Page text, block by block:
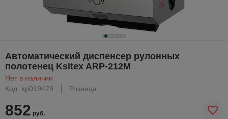
Автоматический диспенсер рулонных
полотенец Ksitex ARP-212М
Нет в наличии
Код: kp019429
Розница
852 руб.